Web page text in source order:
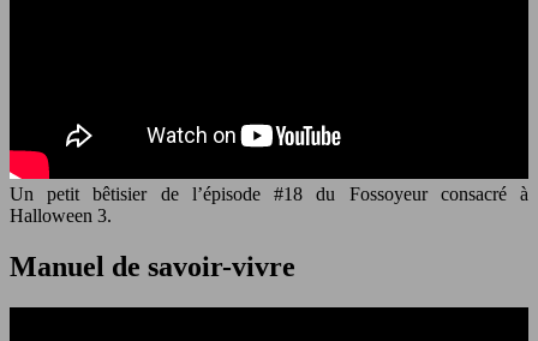
Un petit bêtisier de l’épisode #18 du Fossoyeur consacré à
Halloween 3.
Manuel de savoir-vivre